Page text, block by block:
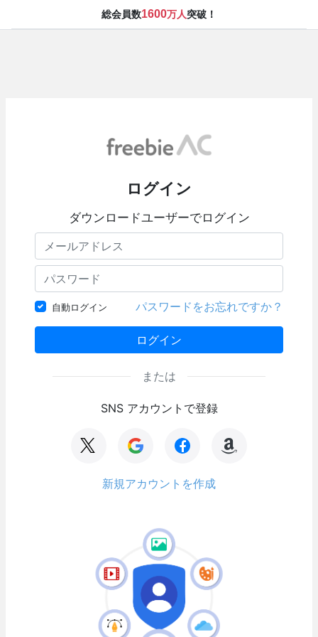
総会員数1600万人突破！
ログイン
ダウンロードユーザーでログイン
自動ログイン パスワードをお忘れですか？
ログイン
または
SNS アカウントで登録
新規アカウントを作成